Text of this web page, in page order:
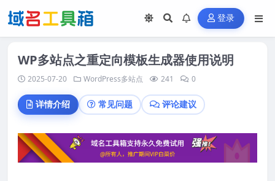
登录
WP多站点之重定向模板生成器使用说明
2025-07-20 WordPress多站点 241 0
详情介绍 常见问题 评论建议